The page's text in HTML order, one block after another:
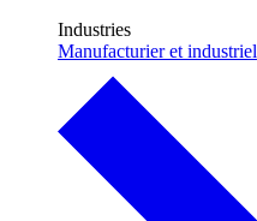
Industries
Manufacturier et industriel